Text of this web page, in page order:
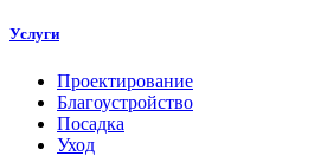
Услуги
Проектирование
Благоустройство
Посадка
Уход